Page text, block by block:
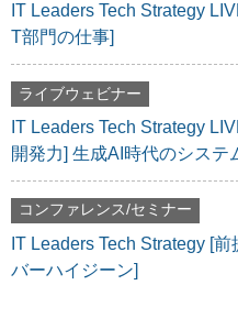
IT Leaders Tech Strategy
T部門の仕事]
ライブウェビナー
IT Leaders Tech Strategy
開発力] 生成AI時代のシステ
コンファレンス/セミナー
IT Leaders Tech Strategy [
バーハイジーン]